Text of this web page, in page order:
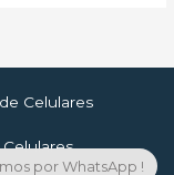
Celulares
por WhatsApp !